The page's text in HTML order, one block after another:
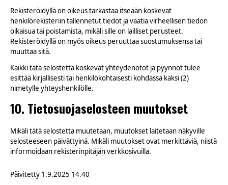
Rekisteröidyllä on oikeus tarkastaa itseään koskevat
henkilörekisteriin tallennetut tiedot ja vaatia virheellisen tiedon
oikaisua tai poistamista, mikäli sille on lailliset perusteet.
Rekisteröidyllä on myös oikeus peruuttaa suostumuksensa tai
muuttaa sitä.
Kaikki tätä selostetta koskevat yhteydenotot ja pyynnöt tulee
esittää kirjallisesti tai henkilökohtaisesti kohdassa kaksi (2)
nimetylle yhteyshenkilölle.
10. Tietosuojaselosteen muutokset
Mikäli tätä selostetta muutetaan, muutokset laitetaan näkyville
selosteeseen päivättyinä. Mikäli muutokset ovat merkittäviä, niistä
informoidaan rekisterinpitäjän verkkosivuilla.
Päivitetty 1.9.2025 14.40